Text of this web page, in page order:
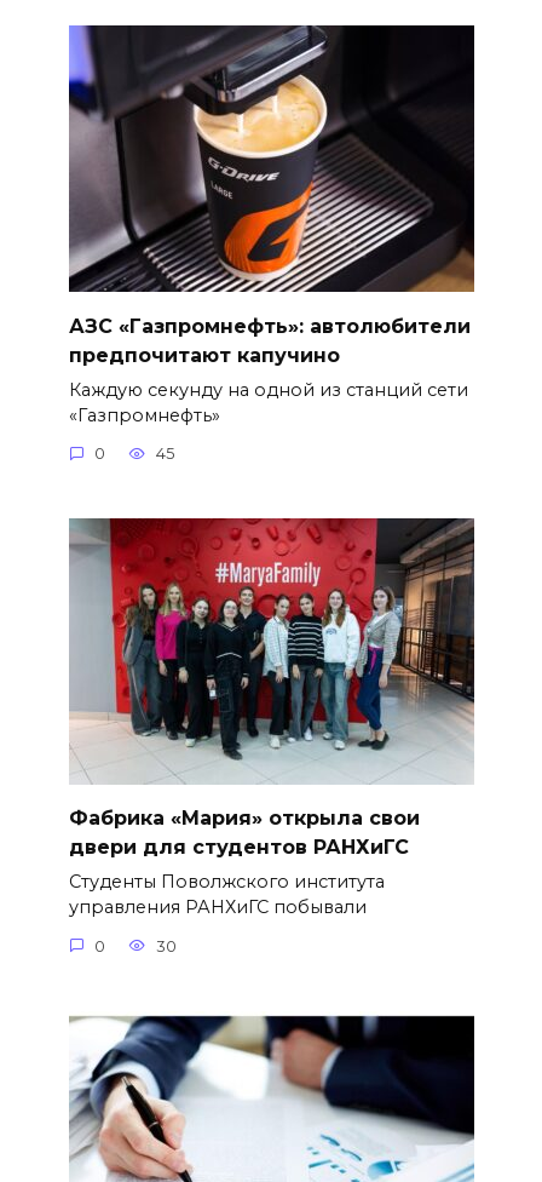
АЗС «Газпромнефть»: автолюбители
предпочитают капучино
Каждую секунду на одной из станций сети
«Газпромнефть»
0 45
Фабрика «Мария» открыла свои
двери для студентов РАНХиГС
Студенты Поволжского института
управления РАНХиГС побывали
0 30